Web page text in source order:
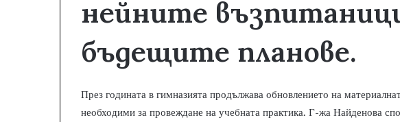
нейните
бъдещите планове.
През годината в гимназията продължава обновлението на
необходими за провеждане на учебната практика. Г-жа Найденова